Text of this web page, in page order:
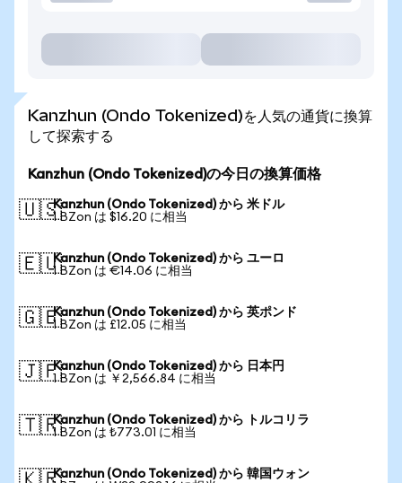
Kanzhun (Ondo Tokenized)を人気の通貨に換算
して探索する
Kanzhun (Ondo Tokenized)の今日の換算価格
🇺🇸Kanzhun (Ondo Tokenized) から 米ドル
1 BZon は $16.20 に相当
🇪🇺Kanzhun (Ondo Tokenized) から ユーロ
1 BZon は €14.06 に相当
🇬🇧Kanzhun (Ondo Tokenized) から 英ポンド
1 BZon は £12.05 に相当
🇯🇵Kanzhun (Ondo Tokenized) から 日本円
1 BZon は ￥2,566.84 に相当
🇹🇷Kanzhun (Ondo Tokenized) から トルコリラ
1 BZon は ₺773.01 に相当
Kanzhun (Ondo Tokenized) から 韓国ウォン